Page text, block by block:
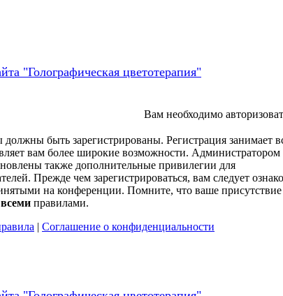
"Голографическая цветотерапия"
Вам необходимо
быть зарегистрированы. Регистрация занимает
вам более широкие возможности. Администратором
также дополнительные привилегии для
Прежде чем зарегистрироваться, вам следует
на конференции. Помните, что ваше присутствие
всеми правилами.
| Соглашение о конфиденциальности